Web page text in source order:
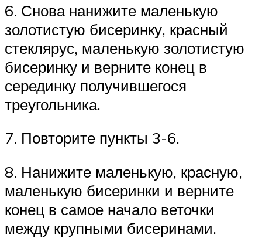
6. Снова нанижите маленькую
золотистую бисеринку, красный
стеклярус, маленькую золотистую
бисеринку и верните конец в
серединку получившегося
треугольника.
7. Повторите пункты 3-6.
8. Нанижите маленькую, красную,
маленькую бисеринки и верните
конец в самое начало веточки
между крупными бисеринами.